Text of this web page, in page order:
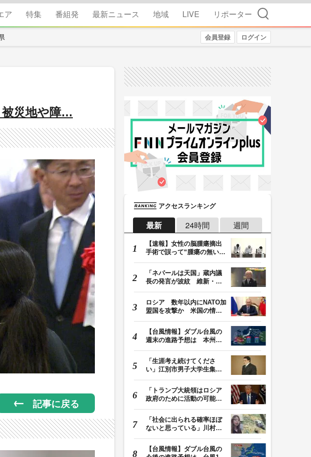
ア 特集 番組発 最新ニュース 地域 LIVE リポーター 検索
会員登録 ログイン
被災地や障…
記事に戻る
アクセスランキング
最新 24時間 週間
【速報】女性の脳腫瘍摘出
手術で誤って“腫瘍の無い部
「ネパールは天国」蔵内議
長の発言が波紋 維新・吉
ロシア 数年以内にNATO加
盟国を攻撃か 米国の情報
【台風情報】ダブル台風の
週末の進路予想は 本州は
「生涯考え続けてくださ
い」江別市男子大学生集団
「トランプ大統領はロシア
政府のために活動の可能
「社会に出られる確率ほぼ
ないと思っている」川村葉
【台風情報】ダブル台風の